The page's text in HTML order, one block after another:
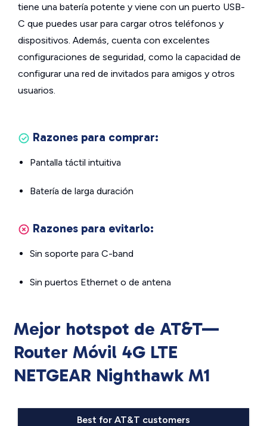
tiene una batería potente y viene con un puerto USB-
C que puedes usar para cargar otros teléfonos y
dispositivos. Además, cuenta con excelentes
configuraciones de seguridad, como la capacidad de
configurar una red de invitados para amigos y otros
usuarios.
Razones para comprar:
Pantalla táctil intuitiva
Batería de larga duración
Razones para evitarlo:
Sin soporte para C-band
Sin puertos Ethernet o de antena
Mejor hotspot de AT&T—
Router Móvil 4G LTE
NETGEAR Nighthawk M1
Best for AT&T customers